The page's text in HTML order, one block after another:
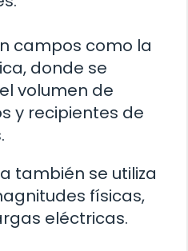
campos como la
donde se
volumen de
y recipientes de
también se utiliza
físicas,
eléctricas.